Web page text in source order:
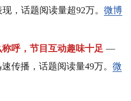
，话题阅读量超92万。 微博
呼，节目互动趣味十足 —
传播，话题阅读量49万。 微